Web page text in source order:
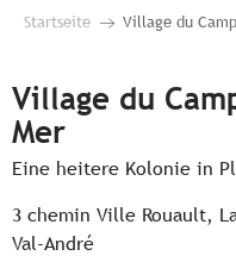
Startseite Village du
Village du
Mer
Eine heitere Kolonie in
3 chemin Ville Rouault,
Val-André